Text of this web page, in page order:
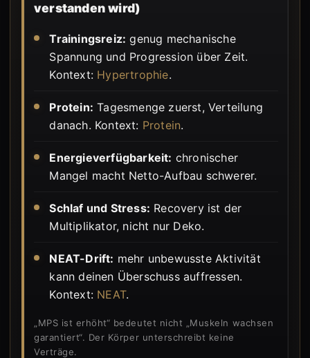
verstanden wird)
Trainingsreiz: genug mechanische
Spannung und Progression über Zeit.
Kontext: Hypertrophie.
Protein: Tagesmenge zuerst, Verteilung
danach. Kontext: Protein.
Energieverfügbarkeit: chronischer
Mangel macht Netto-Aufbau schwerer.
Schlaf und Stress: Recovery ist der
Multiplikator, nicht nur Deko.
NEAT-Drift: mehr unbewusste Aktivität
kann deinen Überschuss auffressen.
Kontext: NEAT.
„MPS ist erhöht“ bedeutet nicht „Muskeln wachsen
garantiert“. Der Körper unterschreibt keine
Verträge.